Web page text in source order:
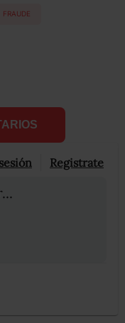
FRAUDE
Registrate